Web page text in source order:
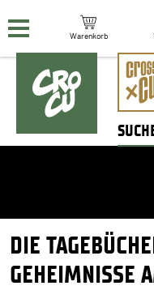
Warenkorb
DIE
GEHEIMNISSE